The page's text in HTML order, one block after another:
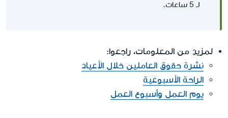
لـ 5 ساعات.
لمزيدٍ من المعلومات، راجعوا:
نشرة حقوق العاملين خلال الأعياد
الراحة الأسبوعية
يوم العمل وأسبوع العمل